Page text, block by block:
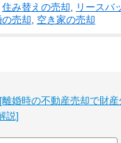
住み替えの売却 リースバ
売却 空き家の売却
婚時の不動産売却で財産
説]